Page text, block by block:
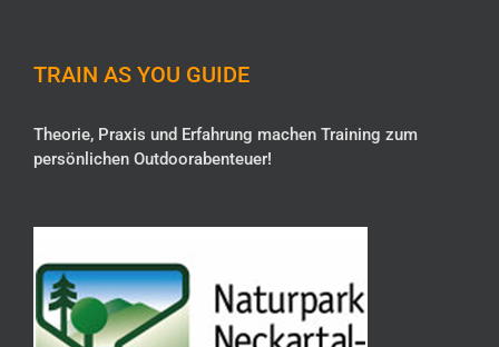
TRAIN AS YOU GUIDE
Theorie, Praxis und Erfahrung machen Training zum
persönlichen Outdoorabenteuer!